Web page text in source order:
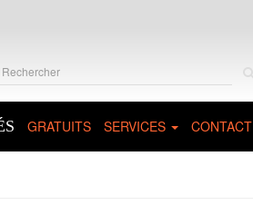
GRATUITS SERVICES CONTACT